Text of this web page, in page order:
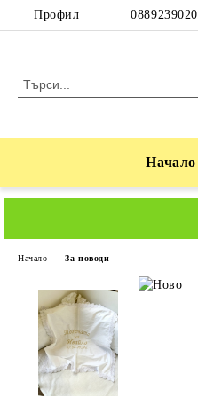
Профил 0889239020
Начало
Начало За поводи